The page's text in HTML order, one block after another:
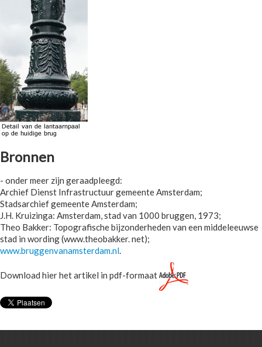
Bronnen
- onder meer zijn geraadpleegd:
Archief Dienst Infrastructuur gemeente Amsterdam;
Stadsarchief gemeente Amsterdam;
J.H. Kruizinga: Amsterdam, stad van 1000 bruggen, 1973;
Theo Bakker: Topografische bijzonderheden van een middeleeuwse
stad in wording (www.theobakker. net);
www.bruggenvanamsterdam.nl.
Download hier het artikel in pdf-formaat